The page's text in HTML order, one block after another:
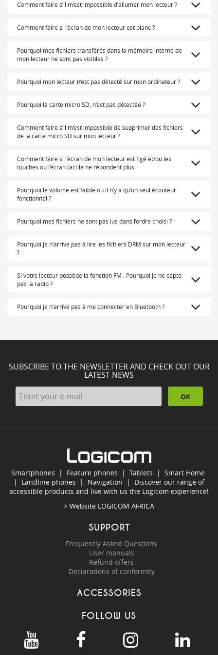
Comment faire s’il m’est impossible d’allumer mon lecteur ?
Comment faire si l’écran de mon lecteur est blanc ?
Pourquoi mes fichiers transférés dans la mémoire interne de
mon lecteur ne sont pas visibles ?
Pourquoi mon lecteur n’est pas détecté sur mon ordinateur ?
Pourquoi la carte micro SD, n’est pas détectée ?
Comment faire s’il m’est impossible de supprimer des fichiers
de la carte micro SD sur mon lecteur ?
Comment faire si l’écran de mon lecteur est figé et/ou les
touches ou l’écran tactile ne répondent plus.
Pourquoi le volume est faible ou il n’y a qu’un seul écouteur
fonctionnel ?
Pourquoi mes fichiers ne sont pas lus dans l’ordre choisi ?
Pourquoi je n’arrive pas à lire les fichiers DRM sur mon lecteur
?
Si votre lecteur possède la fonction FM : Pourquoi je ne capte
pas la radio ?
Pourquoi je n’arrive pas à me connecter en Bluetooth ?
SUBSCRIBE TO THE NEWSLETTER AND CHECK OUT OUR
LATEST NEWS
OK
Smartphones | Feature phones | Tablets | Smart Home
| Landline phones | Navigation | Discover our range of
accessible products and live with us the Logicom experience!
> Website LOGICOM AFRICA
SUPPORT
Frequently Asked Questions
User manuals
Refund offers
Declarations of conformity
ACCESSORIES
FOLLOW US